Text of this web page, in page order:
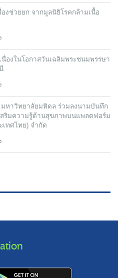
งช่วยยก จากมูลนิธิโรคกล้ามเนื้อ
องในโอกาสวันเฉลิมพระชนมพรรษา
หาวิทยาลัยมหิดล ร่วมลงนามบันทึก
สริมความรู้ด้านสุขภาพบนแพลตฟอร์ม
เทศไทย) จํากัด